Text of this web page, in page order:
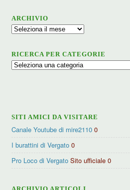
ARCHIVIO
Archivio
RICERCA PER CATEGORIE
Ricerca
SITI AMICI DA VISITARE
Canale Youtube di mire2110 0
I burattini di Vergato 0
Pro Loco di Vergato Sito ufficiale 0